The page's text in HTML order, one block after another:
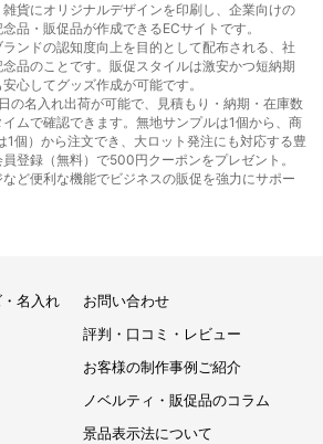
貨にオリジナルデザインを印刷し、企業向けの
品・販促品が作成できるECサイトです。
ンドの認知度向上を目的として配布される、社
品のことです。販促スタイルは激安かつ短納期
心してグッズ作成が可能です。
の名入れ出荷が可能で、見積もり・納期・在庫数
ムで確認できます。無地サンプルは1個から、商
個）から注文でき、大ロット発注にも対応する豊
登録（無料）で500円クーポンをプレゼント。
ど便利な機能でビジネスの販促を強力にサポー
名入れ
お問い合わせ
評判・口コミ・レビュー
お客様の制作事例ご紹介
ノベルティ・販促品のコラム
景品表示法について